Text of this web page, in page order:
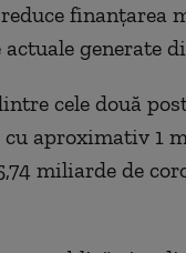
finanțarea
generate
cele două
aproximativ 1
miliarde de